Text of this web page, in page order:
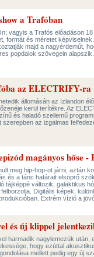
a Trafóban
vagyis a Trafós előadáson
formát és méretet
majd a nagyérdeműt,
popdalok szövegein alapszik.
az ELECTRIFY-ra
állomásán az Izlandon
kerül terítékre. Az
és haladó szellemű
szerepben az izgalmas
magányos hőse
meg hip-hop-ot járni, aztán
és a tánc határait elsöprő
tájképpé változik, galaktikus
Digitális képek,
Extrém vízió a
és új klippel
harmadik nagylemezük után,
hogy ezúttal
mellett pedig egy új